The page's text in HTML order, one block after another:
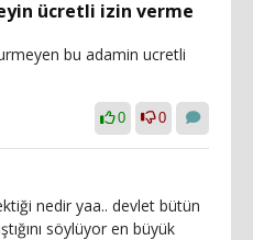
ücretli izin verme
bu adamin ucretli
0 0
nedir yaa.. devlet bütün
söylüyor en büyük